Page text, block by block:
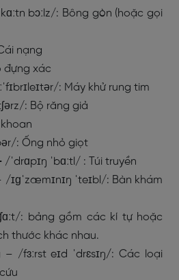
bɔːlz/: Bông gòn (hoặc gọi
nạng
đựng xác
: Máy khử rung tim
: Bộ răng giả
: Ống nhỏ giọt
/ˈdrɑpɪŋ ˈbɑːtl/ : Túi truyền
/ɪɡˈzæmɪnɪŋ ˈteɪbl/: Bàn khám
: bảng gồm các kí tự hoặc
thước khác nhau.
– /fɜːrst eɪd ˈdrɛsɪŋ/: Các loại